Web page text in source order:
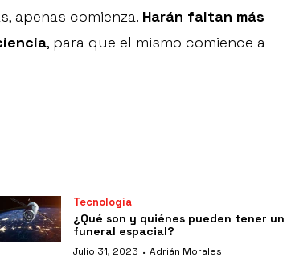
apenas comienza. Harán faltan más
, para que el mismo comience a
Tecnología
¿Qué son y quiénes pueden tener un
funeral espacial?
Julio 31, 2023 · Adrián Morales